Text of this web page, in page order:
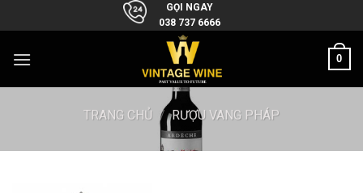
to
GỌI NGAY
038 737 6666
0
TRANG CHỦ / RƯỢU VANG PHÁP